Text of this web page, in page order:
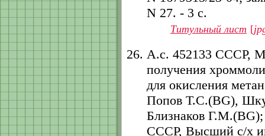
N 27. - 3 с.
Титульный лист [
А.с. 452133 СССР,
получения
для окисления
Попов Т.С.(BG),
Близнаков
СССР, Высший с/х